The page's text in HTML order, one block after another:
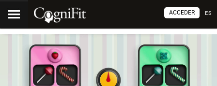
ES
ACCEDER